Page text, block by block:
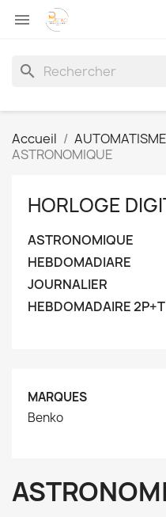

search
Accueil AUTOMATISME
ASTRONOMIQUE
HORLOGE
ASTRONOMIQUE
HEBDOMADIARE
JOURNALIER
HEBDOMADAIRE 2P+T
MARQUES
Benko